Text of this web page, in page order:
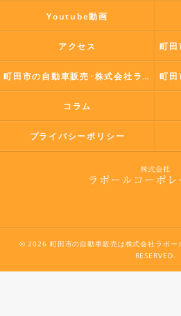
Youtube動画
アクセス
町田市の自動車販売･株式会社ラポールコーポレーションの評判
コラム
プライバシーポリシー
© 2026 町田市の自動車販売は株式会社ラポー
RESERVED.